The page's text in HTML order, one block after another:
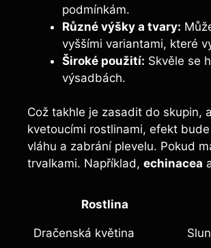
podmínkám.
Různé výšky a tvary:
vyššími variantami, které
Široké použití: Skvěle se
výsadbách.
Což takhle je zasadit do skupin,
kvetoucími rostlinami, efekt
vláhu a zabrání plevelu. Pokud
trvalkami. Například, echinacea
Rostlina
Dračenská květina